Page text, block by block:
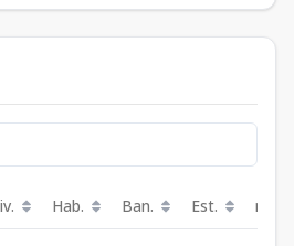
Hab. Ban. Est. m²